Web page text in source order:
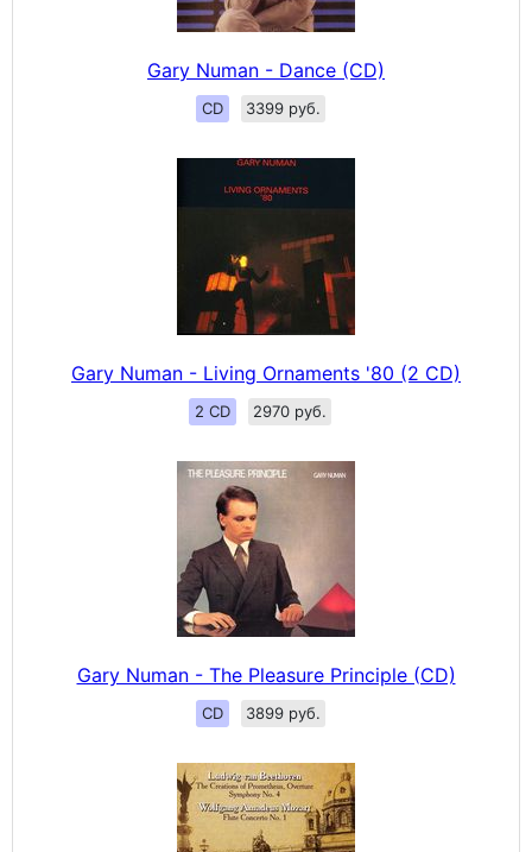
Gary Numan - Dance (CD)
CD 3399 руб.
Gary Numan - Living Ornaments '80 (2 CD)
2 CD 2970 руб.
Gary Numan - The Pleasure Principle (CD)
CD 3899 руб.